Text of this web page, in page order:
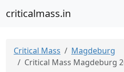
criticalmass.in
Critical Mass
Magdeburg
Critical Mass Magdeburg